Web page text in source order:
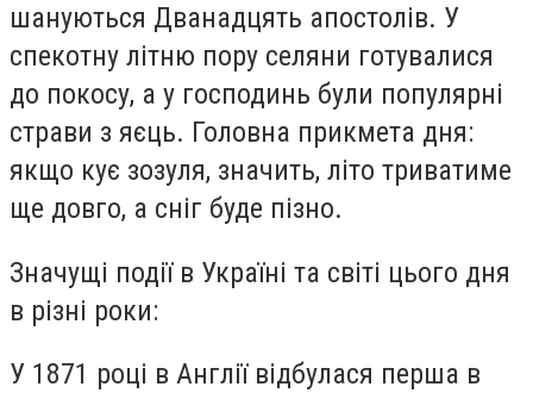
шануються Дванадцять апостолів. У
спекотну літню пору селяни готувалися
до покосу, а у господинь були популярні
страви з яєць. Головна прикмета дня:
якщо кує зозуля, значить, літо триватиме
ще довго, а сніг буде пізно.
Значущі події в Україні та світі цього дня
в різні роки:
У 1871 році в Англії відбулася перша в